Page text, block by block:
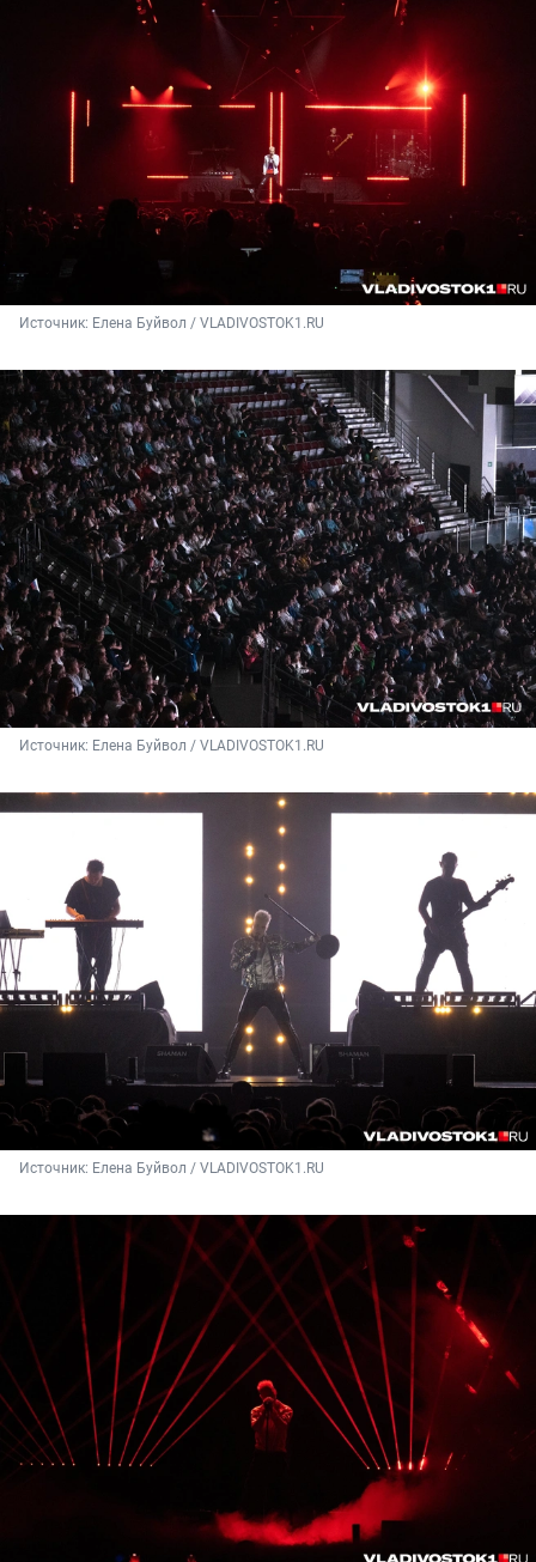
Источник: Елена Буйвол / VLADIVOSTOK1.RU
Источник: Елена Буйвол / VLADIVOSTOK1.RU
Источник: Елена Буйвол / VLADIVOSTOK1.RU